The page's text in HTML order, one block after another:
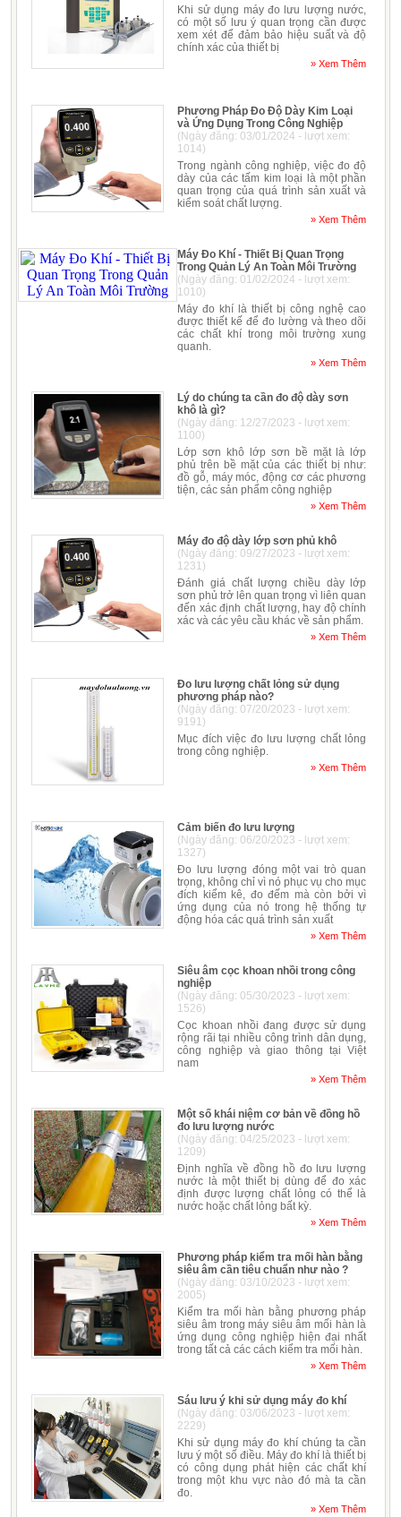
Khi sử dụng máy đo lưu lượng nước,
có một số lưu ý quan trọng cần được
xem xét để đảm bảo hiệu suất và độ
chính xác của thiết bị
» Xem Thêm
Phương Pháp Đo Độ Dày Kim Loại
và Ứng Dụng Trong Công Nghiệp
(Ngày đăng: 03/01/2024 - lượt xem:
1014)
Trong ngành công nghiệp, việc đo độ
dày của các tấm kim loại là một phần
quan trọng của quá trình sản xuất và
kiểm soát chất lượng.
» Xem Thêm
Máy Đo Khí - Thiết Bị Quan Trọng
Trong Quản Lý An Toàn Môi Trường
(Ngày đăng: 01/02/2024 - lượt xem:
1010)
Máy đo khí là thiết bị công nghệ cao
được thiết kế để đo lường và theo dõi
các chất khí trong môi trường xung
quanh.
» Xem Thêm
Lý do chúng ta cần đo độ dày sơn
khô là gì?
(Ngày đăng: 12/27/2023 - lượt xem:
1100)
Lớp sơn khô lớp sơn bề mặt là lớp
phủ trên bề mặt của các thiết bị như:
đồ gỗ, máy móc, động cơ các phương
tiện, các sản phẩm công nghiệp
» Xem Thêm
Máy đo độ dày lớp sơn phủ khô
(Ngày đăng: 09/27/2023 - lượt xem:
1231)
Đánh giá chất lượng chiều dày lớp
sơn phủ trở lên quan trọng vì liên quan
đến xác định chất lượng, hay độ chính
xác và các yêu cầu khác về sản phẩm.
» Xem Thêm
Đo lưu lượng chất lỏng sử dụng
phương pháp nào?
(Ngày đăng: 07/20/2023 - lượt xem:
9191)
Mục đích việc đo lưu lượng chất lỏng
trong công nghiệp.
» Xem Thêm
Cảm biến đo lưu lượng
(Ngày đăng: 06/20/2023 - lượt xem:
1327)
Đo lưu lượng đóng một vai trò quan
trọng, không chỉ vì nó phục vụ cho mục
đích kiểm kê, đo đếm mà còn bởi vì
ứng dụng của nó trong hệ thống tự
động hóa các quá trình sản xuất
» Xem Thêm
Siêu âm cọc khoan nhồi trong công
nghiệp
(Ngày đăng: 05/30/2023 - lượt xem:
1526)
Cọc khoan nhồi đang được sử dụng
rộng rãi tại nhiều công trình dân dụng,
công nghiệp và giao thông tại Việt
nam
» Xem Thêm
Một số khái niệm cơ bản về đồng hồ
đo lưu lượng nước
(Ngày đăng: 04/25/2023 - lượt xem:
1209)
Định nghĩa về đồng hồ đo lưu lượng
nước là một thiết bị dùng để đo xác
định được lượng chất lỏng có thể là
nước hoặc chất lỏng bất kỳ.
» Xem Thêm
Phương pháp kiểm tra mối hàn bằng
siêu âm cần tiêu chuẩn như nào ?
(Ngày đăng: 03/10/2023 - lượt xem:
2005)
Kiểm tra mối hàn bằng phương pháp
siêu âm trong máy siêu âm mối hàn là
ứng dụng công nghiệp hiện đại nhất
trong tất cả các cách kiểm tra mối hàn.
» Xem Thêm
Sáu lưu ý khi sử dụng máy đo khí
(Ngày đăng: 03/06/2023 - lượt xem:
2229)
Khi sử dụng máy đo khí chúng ta cần
lưu ý một số điều. Máy đo khí là thiết bị
có công dụng phát hiện các chất khí
trong một khu vực nào đó mà ta cần
đo.
» Xem Thêm